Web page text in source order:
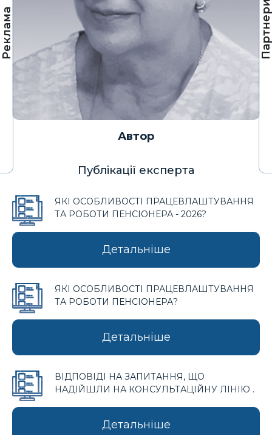
Реклама Партнери
Автор
Публікації експерта
ЯКІ ОСОБЛИВОСТІ ПРАЦЕВЛАШТУВАННЯ
ТА РОБОТИ ПЕНСІОНЕРА - 2026?
Детальніше
ЯКІ ОСОБЛИВОСТІ ПРАЦЕВЛАШТУВАННЯ
ТА РОБОТИ ПЕНСІОНЕРА?
Детальніше
ВІДПОВІДІ НА ЗАПИТАННЯ, ЩО
НАДІЙШЛИ НА КОНСУЛЬТАЦІЙНУ ЛІНІЮ .
Детальніше